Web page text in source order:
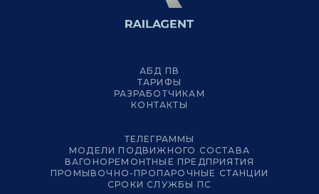
АБД ПВ
ТАРИФЫ
РАЗРАБОТЧИКАМ
КОНТАКТЫ
ТЕЛЕГРАММЫ
МОДЕЛИ ПОДВИЖНОГО СОСТАВА
ВАГОНОРЕМОНТНЫЕ ПРЕДПРИЯТИЯ
ПРОМЫВОЧНО-ПРОПАРОЧНЫЕ СТАНЦИИ
СРОКИ СЛУЖБЫ ПС